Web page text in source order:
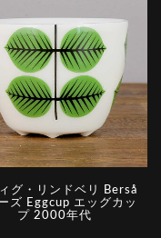
グ・リンドベリ Berså
ズ Eggcup エッグカッ
プ 2000年代